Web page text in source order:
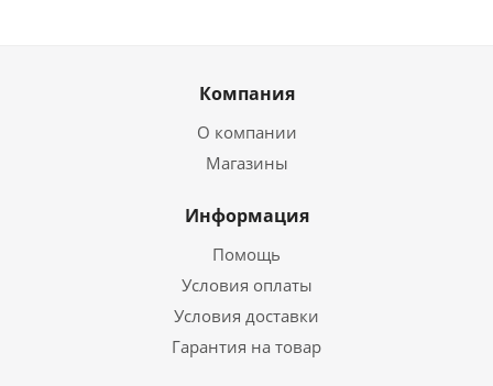
Компания
О компании
Магазины
Информация
Помощь
Условия оплаты
Условия доставки
Гарантия на товар